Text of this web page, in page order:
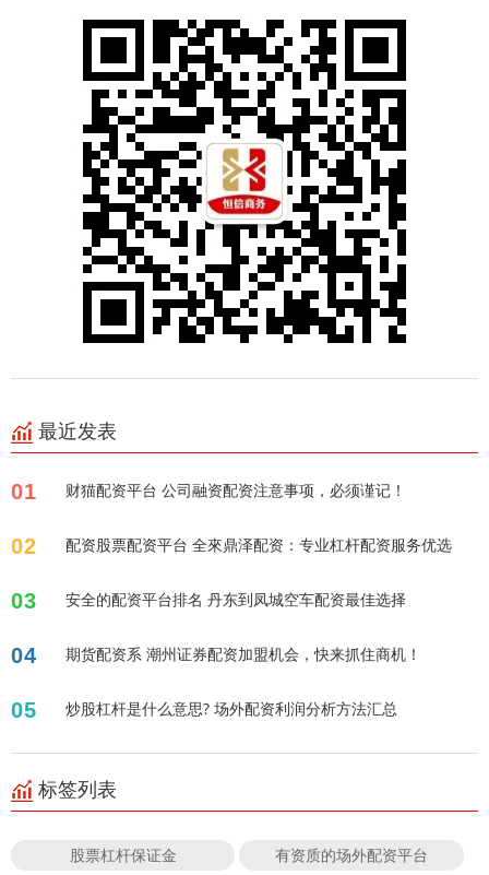
最近发表
01 财猫配资平台 公司融资配资注意事项，必须谨记！
02 配资股票配资平台 全來鼎泽配资：专业杠杆配资服务优选
03 安全的配资平台排名 丹东到凤城空车配资最佳选择
04 期货配资系 潮州证券配资加盟机会，快来抓住商机！
05 炒股杠杆是什么意思? 场外配资利润分析方法汇总
标签列表
股票杠杆保证金 有资质的场外配资平台